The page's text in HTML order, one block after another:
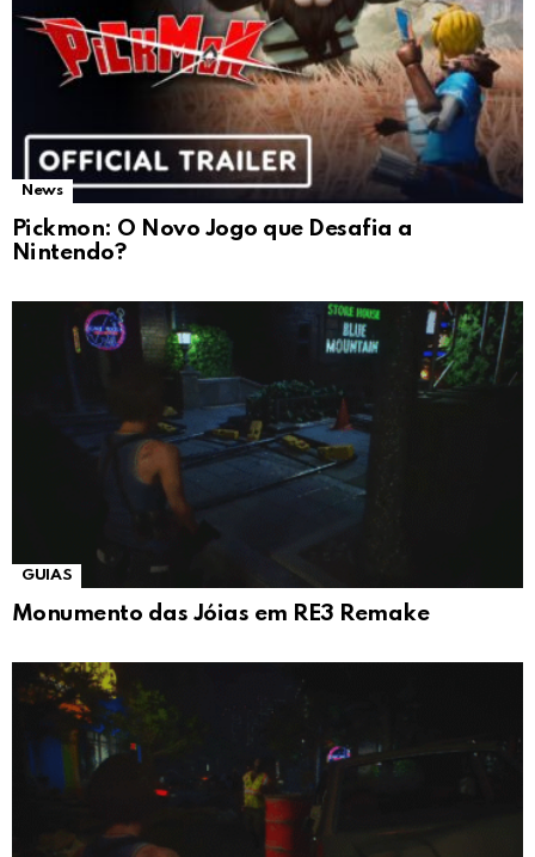
News
Pickmon: O Novo Jogo que Desafia a
Nintendo?
GUIAS
Monumento das Jóias em RE3 Remake